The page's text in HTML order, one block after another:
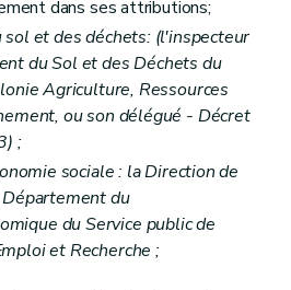
dans ses attributions;
et des déchets: (l'inspecteur
du Sol et des Déchets du
Agriculture, Ressources
ou son délégué - Décret
;
sociale : la Direction de
du
du Service public de
et Recherche ;